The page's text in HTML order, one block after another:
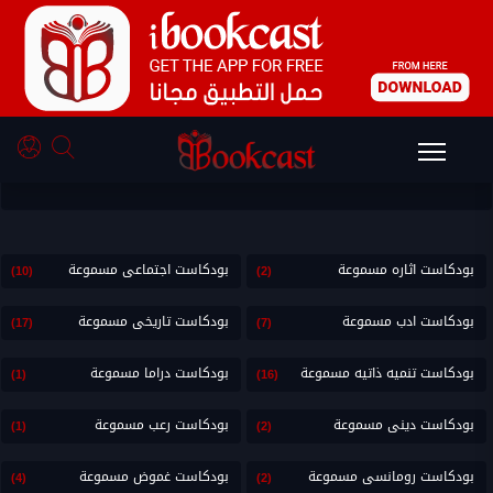
بودكاست غموض
بودكاست اثاره مسموعة (2) بودكاست اجتماعى مسموعة (10)
بودكاست ادب مسموعة (7) بودكاست تاريخى مسموعة (17)
بودكاست تنميه ذاتيه مسموعة (16) بودكاست دراما مسموعة (1)
بودكاست دينى مسموعة (2) بودكاست رعب مسموعة (1)
بودكاست رومانسى مسموعة (2) بودكاست غموض مسموعة (4)